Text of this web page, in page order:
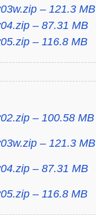
– 121.3 MB
– 87.31 MB
– 116.8 MB
– 100.58 MB
– 121.3 MB
– 87.31 MB
– 116.8 MB